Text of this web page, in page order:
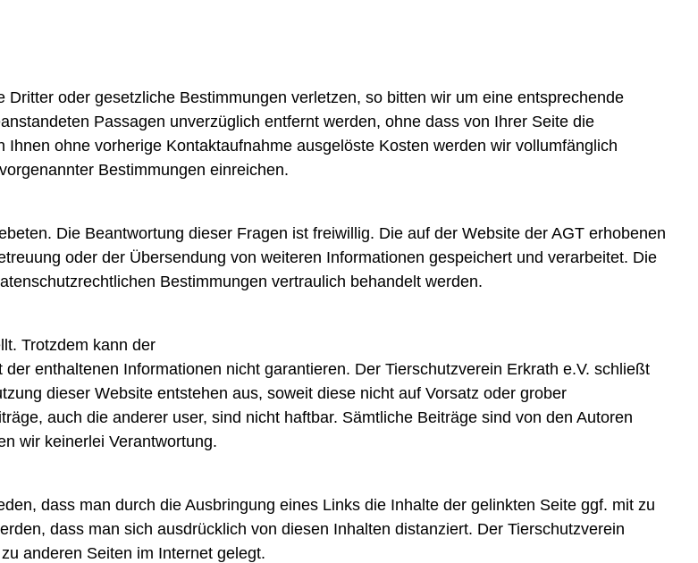
oder gesetzliche Bestimmungen verletzen, so bitten wir um eine entsprechende
Passagen unverzüglich entfernt werden, ohne dass von Ihrer Seite die
ohne vorherige Kontaktaufnahme ausgelöste Kosten werden wir vollumfänglich
Bestimmungen einreichen.
Die Beantwortung dieser Fragen ist freiwillig. Die auf der Website der AGT erhobenen
oder der Übersendung von weiteren Informationen gespeichert und verarbeitet. Die
Bestimmungen vertraulich behandelt werden.
Trotzdem kann der
enthaltenen Informationen nicht garantieren. Der Tierschutzverein Erkrath e.V. schließt
dieser Website entstehen aus, soweit diese nicht auf Vorsatz oder grober
auch die anderer user, sind nicht haftbar. Sämtliche Beiträge sind von den Autoren
wir keinerlei Verantwortung.
dass man durch die Ausbringung eines Links die Inhalte der gelinkten Seite ggf. mit zu
dass man sich ausdrücklich von diesen Inhalten distanziert. Der Tierschutzverein
anderen Seiten im Internet gelegt.